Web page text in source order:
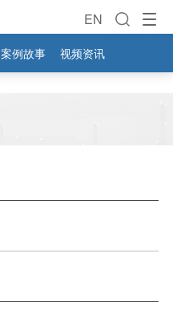
EN
案例故事 视频资讯